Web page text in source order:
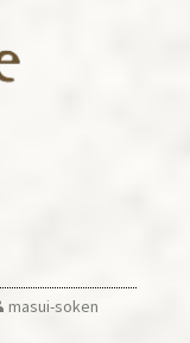
masui-soken